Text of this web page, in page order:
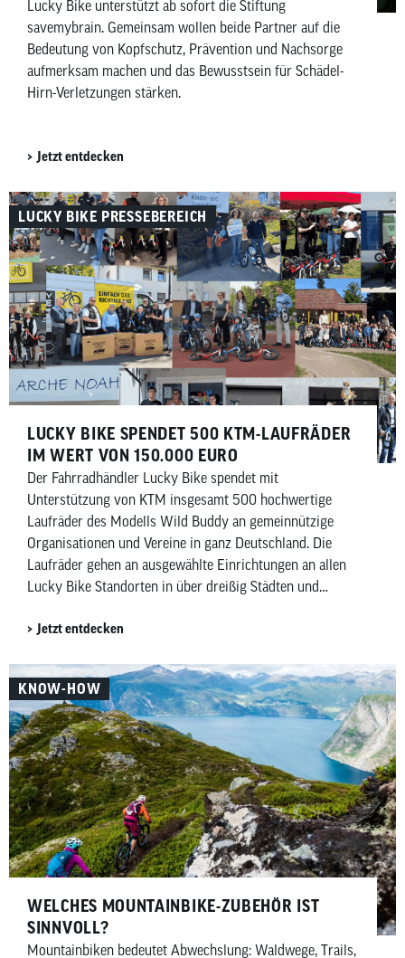
Lucky Bike unterstützt ab sofort die Stiftung
savemybrain. Gemeinsam wollen beide Partner auf die
Bedeutung von Kopfschutz, Prävention und Nachsorge
aufmerksam machen und das Bewusstsein für Schädel-
Hirn-Verletzungen stärken.
Jetzt entdecken
LUCKY BIKE PRESSEBEREICH
LUCKY BIKE SPENDET 500 KTM-LAUFRÄDER
IM WERT VON 150.000 EURO
Der Fahrradhändler Lucky Bike spendet mit
Unterstützung von KTM insgesamt 500 hochwertige
Laufräder des Modells Wild Buddy an gemeinnützige
Organisationen und Vereine in ganz Deutschland. Die
Laufräder gehen an ausgewählte Einrichtungen an allen
Lucky Bike Standorten in über dreißig Städten und
Darin enthalten sind auch hundert Laufräder für das
Neuer Kids Foundation.
Jetzt entdecken
KNOW-HOW
WELCHES MOUNTAINBIKE-ZUBEHÖR IST
SINNVOLL?
Mountainbiken bedeutet Abwechslung: Waldwege, Trails,